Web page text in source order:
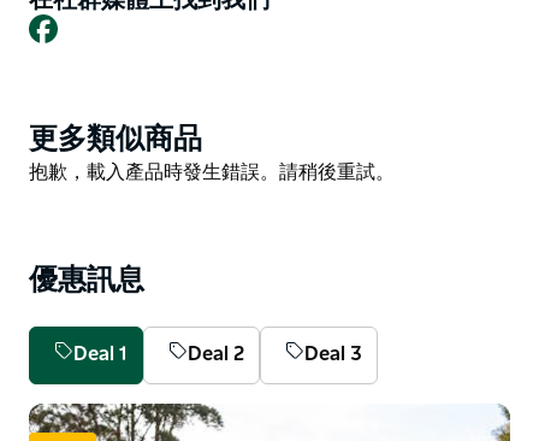
以圍坐在營火旁，聆聽引人入勝的故事。我們提供各種價
有。
迷人的塔斯拉村近在咫尺，您所需的一切都已準備就緒，
塔斯拉村位於新南威爾斯州藍寶石海岸中心地帶，距離梅
里姆布拉僅 25 分鐘車程，距離貝加 20 分鐘車程，距離
Facebook
Product
List
更多類似商品
Product
抱歉，載入產品時發生錯誤。請稍後重試。
優惠訊息
Deal 1 Deal 2 Deal 3